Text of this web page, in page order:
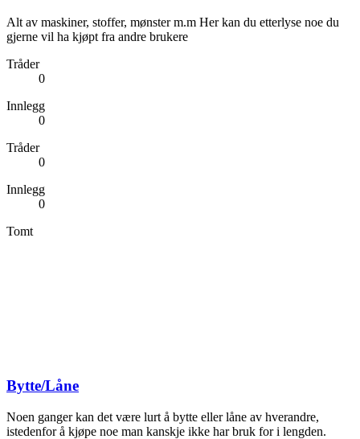
Alt av maskiner, stoffer, mønster m.m Her kan du etterlyse noe du
gjerne vil ha kjøpt fra andre brukere
Tråder
0
Innlegg
0
Tråder
0
Innlegg
0
Tomt
Bytte/Låne
Noen ganger kan det være lurt å bytte eller låne av hverandre,
istedenfor å kjøpe noe man kanskje ikke har bruk for i lengden.